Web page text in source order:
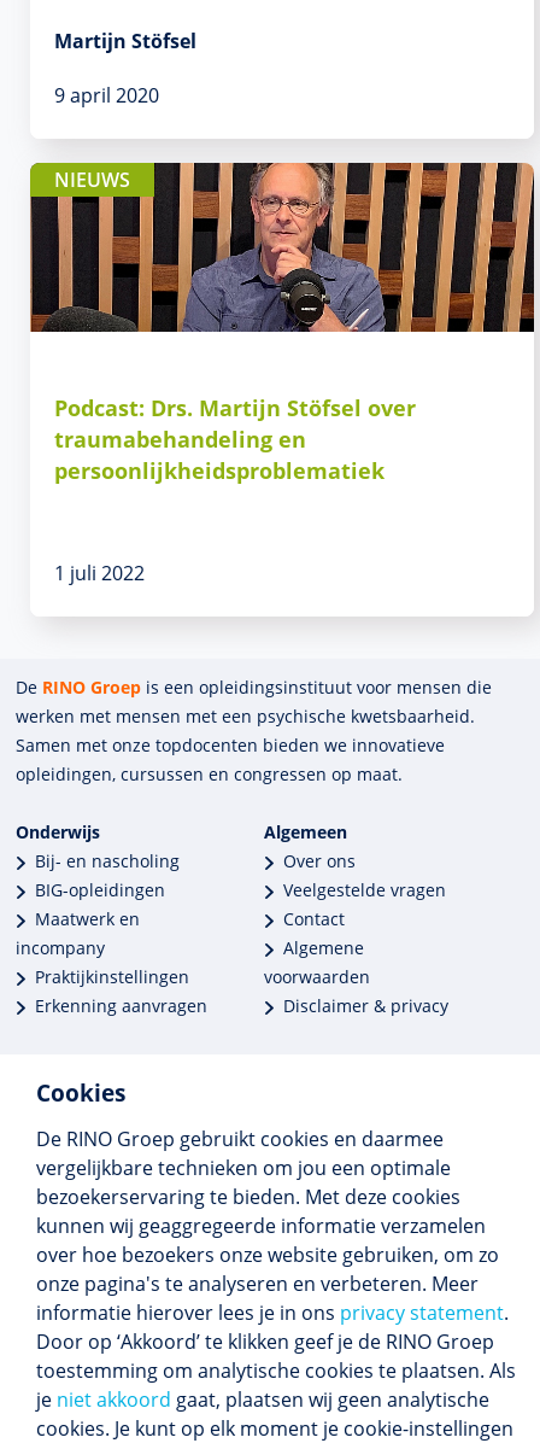
Cookies
De RINO Groep gebruikt cookies en daarmee
vergelijkbare technieken om jou een optimale
bezoekerservaring te bieden. Met deze cookies
kunnen wij geaggregeerde informatie verzamelen
over hoe bezoekers onze website gebruiken, om zo
onze pagina's te analyseren en verbeteren. Meer
informatie hierover lees je in ons privacy statement.
Door op ‘Akkoord’ te klikken geef je de RINO Groep
toestemming om analytische cookies te plaatsen. Als
je niet akkoord gaat, plaatsen wij geen analytische
cookies. Je kunt op elk moment je cookie-instellingen
Martijn Stöfsel
9 april 2020
NIEUWS
Podcast: Drs. Martijn Stöfsel over
traumabehandeling en
persoonlijkheidsproblematiek
1 juli 2022
De RINO Groep is een opleidings­insti­tuut voor mensen die
werken met mensen met een psychische kwets­baar­heid.
Samen met onze top­docenten bieden we innova­tieve
opleidingen, cursussen en congres­sen op maat.
Onderwijs
Bij- en nascholing
BIG-opleidingen
Maatwerk en
incompany
Praktijkinstellingen
Erkenning aanvragen
Algemeen
Over ons
Veelgestelde vragen
Contact
Algemene
voorwaarden
Disclaimer & privacy
Meer dan 250 opleidingen
Alle BIG-opleidingen in huis
Cedeo-erkend en CRKBO-geregistreerd
Gemiddelde beoordeling 8,4
Volg ons
Blijf op de hoogte van het (nieuwe) scholings­
aanbod en ons laatste nieuws.